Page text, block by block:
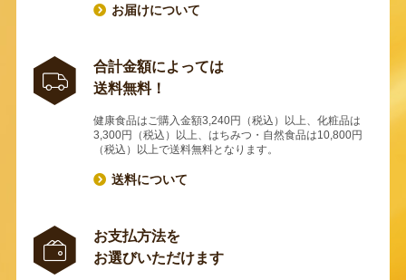
お届けについて
合計金額によっては
送料無料！
健康食品はご購入金額3,240円（税込）以上、化粧品は
3,300円（税込）以上、はちみつ・自然食品は10,800円
（税込）以上で送料無料となります。
送料について
お支払方法を
お選びいただけます